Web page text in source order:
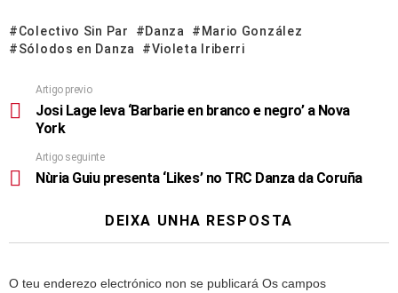
Colectivo Sin Par Danza
Mario González
Sólodos en Danza
Violeta Iriberri
Artigo previo
Josi Lage leva ‘Barbarie en branco e negro’ a Nova
York
Artigo seguinte
Nùria Guiu presenta ‘Likes’ no TRC Danza da Coruña
DEIXA UNHA RESPOSTA
O teu enderezo electrónico non se publicará Os campos